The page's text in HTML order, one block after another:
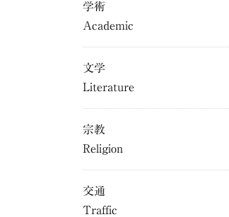
学術
Academic
文学
Literature
宗教
Religion
交通
Traffic